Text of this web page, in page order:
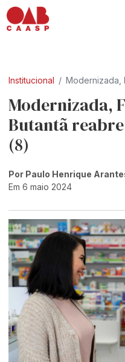
Institucional Modernizada,
Modernizada,
Butantã
(8)
Por Paulo Henrique
Em 6 maio 2024